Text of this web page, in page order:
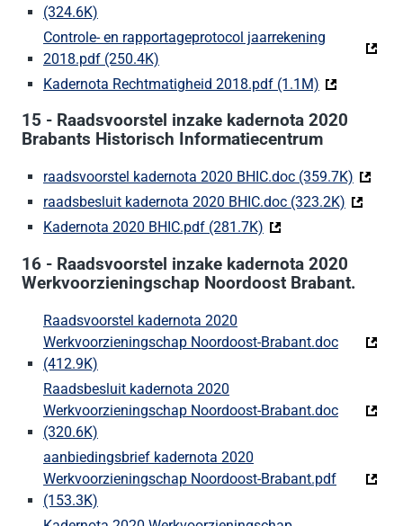
(324.6K)
Controle- en rapportageprotocol jaarrekening
2018.pdf (250.4K) (Deze link gaat naar een externe
Kadernota Rechtmatigheid 2018.pdf (1.1M) (Deze link
15 - Raadsvoorstel inzake kadernota 2020
Brabants Historisch Informatiecentrum
raadsvoorstel kadernota 2020 BHIC.doc (359.7K) (Deze
raadsbesluit kadernota 2020 BHIC.doc (323.2K) (Deze
Kadernota 2020 BHIC.pdf (281.7K) (Deze link gaat naar
16 - Raadsvoorstel inzake kadernota 2020
Werkvoorzieningschap Noordoost Brabant.
Raadsvoorstel kadernota 2020
Werkvoorzieningschap Noordoost-Brabant.doc
(412.9K)
Raadsbesluit kadernota 2020
Werkvoorzieningschap Noordoost-Brabant.doc
(320.6K)
aanbiedingsbrief kadernota 2020
Werkvoorzieningschap Noordoost-Brabant.pdf
(153.3K)